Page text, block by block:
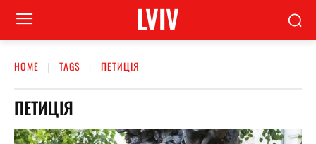
LVIV
HOME TAGS ПЕТИЦІЯ
ПЕТИЦІЯ